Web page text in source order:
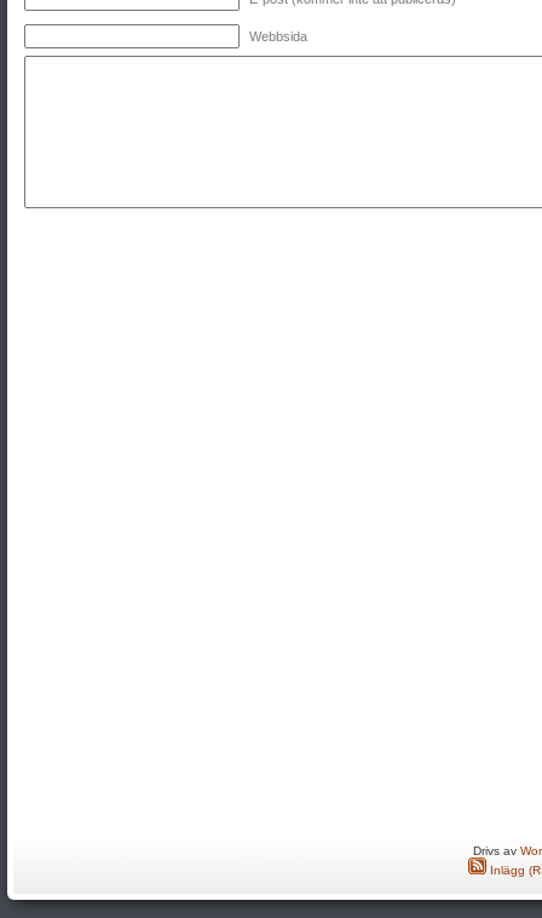
Webbsida
Drivs av
Inlägg